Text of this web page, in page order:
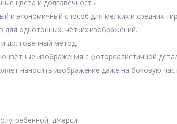
цвета и долговечность.
и экономичный способ для мелких и средних
для однотонных, чётких изображений.
долговечный метод.
изображения с фотореалистичной
наносить изображение даже на боковую
джерси